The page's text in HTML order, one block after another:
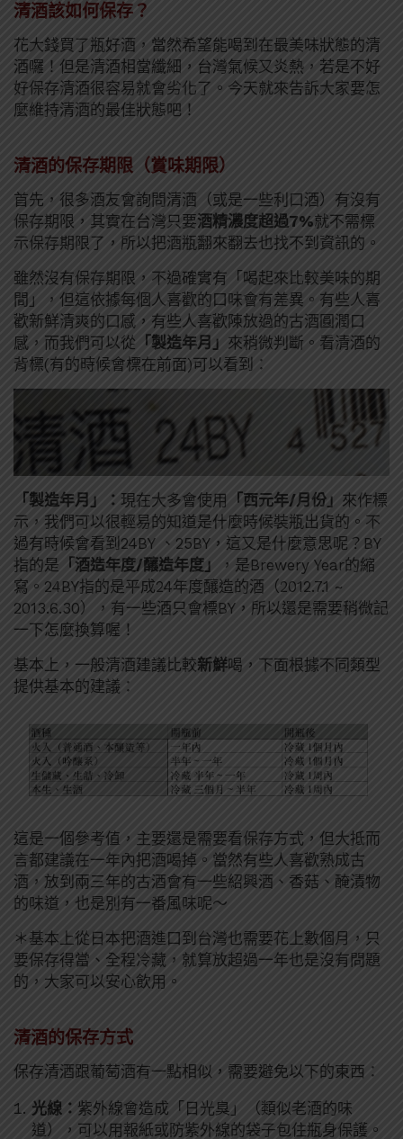
清酒該如何保存？
花大錢買了瓶好酒，當然希望能喝到在最美味狀態的清
酒囉！但是清酒相當纖細，台灣氣候又炎熱，若是不好
好保存清酒很容易就會劣化了。今天就來告訴大家要怎
麼維持清酒的最佳狀態吧！
清酒的保存期限（賞味期限）
首先，很多酒友會詢問清酒（或是一些利口酒）有沒有
保存期限，其實在台灣只要酒精濃度超過7%就不需標
示保存期限了，所以把酒瓶翻來翻去也找不到資訊的。
雖然沒有保存期限，不過確實有「喝起來比較美味的期
間」，但這依據每個人喜歡的口味會有差異。有些人喜
歡新鮮清爽的口感，有些人喜歡陳放過的古酒圓潤口
感，而我們可以從 「製造年月」 來稍微判斷。看清酒的
背標(有的時候會標在前面)可以看到：
「製造年月」： 現在大多會使用 「西元年/月份」 來作標
示，我們可以很輕易的知道是什麼時候裝瓶出貨的。不
過有時候會看到24BY 、25BY，這又是什麼意思呢？BY
指的是 「酒造年度/釀造年度」
，是Brewery Year的縮
寫。24BY指的是平成24年度釀造的酒（2012.7.1 ~
2013.6.30），有一些酒只會標BY，所以還是需要稍微記
一下怎麼換算喔！
基本上，一般清酒建議比較新鮮喝，下面根據不同類型
提供基本的建議：
這是一個參考值，主要還是需要看保存方式，但大抵而
言都建議在一年內把酒喝掉。當然有些人喜歡熟成古
酒，放到兩三年的古酒會有一些紹興酒、香菇、醃漬物
的味道，也是別有一番風味呢～
＊基本上從日本把酒進口到台灣也需要花上數個月，只
要保存得當、全程冷藏，就算放超過一年也是沒有問題
的，大家可以安心飲用。
清酒的保存方式
保存清酒跟葡萄酒有一點相似，需要避免以下的東西：
光線： 紫外線會造成「日光臭」（類似老酒的味
道），可以用報紙或防紫外線的袋子包住瓶身保護。